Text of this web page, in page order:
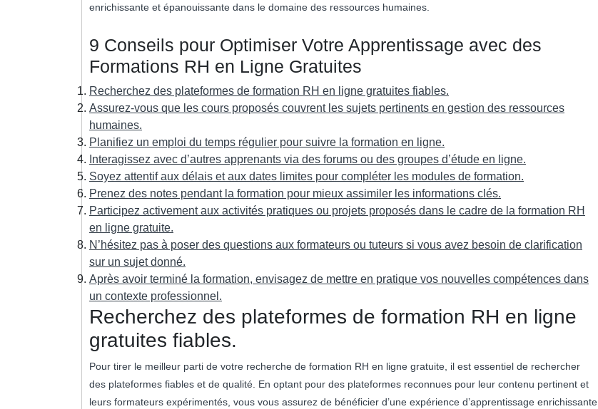
enrichissante et épanouissante dans le domaine des ressources humaines.
9 Conseils pour Optimiser Votre Apprentissage avec des
Formations RH en Ligne Gratuites
Recherchez des plateformes de formation RH en ligne gratuites fiables.
Assurez-vous que les cours proposés couvrent les sujets pertinents en gestion des ressources
humaines.
Planifiez un emploi du temps régulier pour suivre la formation en ligne.
Interagissez avec d’autres apprenants via des forums ou des groupes d’étude en ligne.
Soyez attentif aux délais et aux dates limites pour compléter les modules de formation.
Prenez des notes pendant la formation pour mieux assimiler les informations clés.
Participez activement aux activités pratiques ou projets proposés dans le cadre de la formation RH
en ligne gratuite.
N’hésitez pas à poser des questions aux formateurs ou tuteurs si vous avez besoin de clarification
sur un sujet donné.
Après avoir terminé la formation, envisagez de mettre en pratique vos nouvelles compétences dans
un contexte professionnel.
Recherchez des plateformes de formation RH en ligne
gratuites fiables.
Pour tirer le meilleur parti de votre recherche de formation RH en ligne gratuite, il est essentiel de rechercher
des plateformes fiables et de qualité. En optant pour des plateformes reconnues pour leur contenu pertinent et
leurs formateurs expérimentés, vous vous assurez de bénéficier d’une expérience d’apprentissage enrichissante